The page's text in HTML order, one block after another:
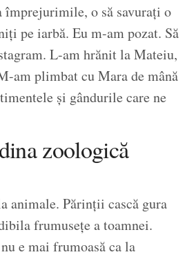
împrejurimile, o să savurați o
pe iarbă. Eu m-am pozat. Să
L-am hrănit la Mateiu,
am plimbat cu Mara de mână
și gândurile care ne
zoologică
animale. Părinții cască gura
frumusețe a toamnei.
e mai frumoasă ca la